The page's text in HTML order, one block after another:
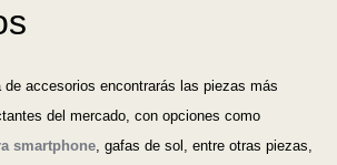
accesorios encontrarás las piezas más
del mercado, con opciones como
smartphone , gafas de sol, entre otras piezas,